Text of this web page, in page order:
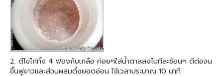
2. ตีไข่ไก่ทั้ง 4 ฟองกับเกลือ ค่อยๆใส่น้ำตาลลงไปทีละช้อนๆ ตีต่อจน
ขึ้นฟูขาวและส่วนผสมตั้งยอดอ่อน ใช้เวลาประมาณ 10 นาที